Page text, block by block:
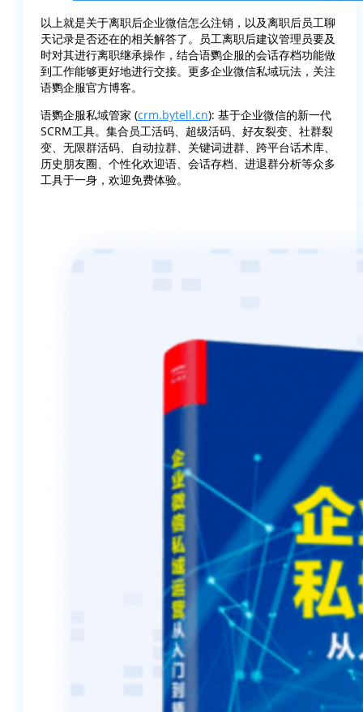
以上就是关于离职后企业微信怎么注销，以及离职后员工聊
天记录是否还在的相关解答了。员工离职后建议管理员要及
时对其进行离职继承操作，结合语鹦企服的会话存档功能做
到工作能够更好地进行交接。更多企业微信私域玩法，关注
语鹦企服官方博客。
语鹦企服私域管家 (crm.bytell.cn): 基于企业微信的新一代
SCRM工具。集合员工活码、超级活码、好友裂变、社群裂
变、无限群活码、自动拉群、关键词进群、跨平台话术库、
历史朋友圈、个性化欢迎语、会话存档、进退群分析等众多
工具于一身，欢迎免费体验。